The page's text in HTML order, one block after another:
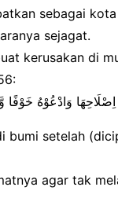
sebagai
sejagat.
kerusakan di
اِصْلَاحِهَا وَادْعُوْهُ
bumi setelah
agar tak